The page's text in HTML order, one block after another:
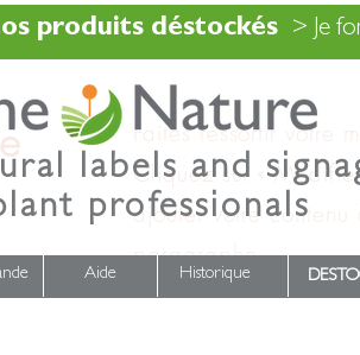
produits déstockés > Je
Faites ressortir votre
Cliquez sur «
ajouter votre contenu
paragraphe.
labels and
professionals
Aide Historique